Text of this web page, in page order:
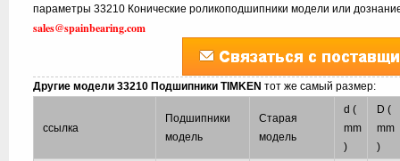
параметры 33210 Конические роликоподшипники модели или
sales@spainbearing.com
Другие модели 33210 Подшипники TIMKENтот же самый размер:
ссылка
Подшипники
модель
Старая
модель
d (
mm
)
D (
mm
)